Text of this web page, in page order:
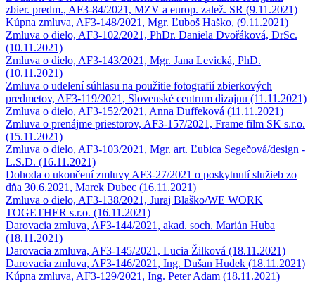
zbier. predm., AF3-84/2021, MZV a europ. zalež. SR (9.11.2021)
Kúpna zmluva, AF3-148/2021, Mgr. Ľuboš Haško, (9.11.2021)
Zmluva o dielo, AF3-102/2021, PhDr. Daniela Dvořáková, DrSc.
(10.11.2021)
Zmluva o dielo, AF3-143/2021, Mgr. Jana Levická, PhD.
(10.11.2021)
Zmluva o udelení súhlasu na použitie fotografií zbierkových
predmetov, AF3-119/2021, Slovenské centrum dizajnu (11.11.2021)
Zmluva o dielo, AF3-152/2021, Anna Duffeková (11.11.2021)
Zmluva o prenájme priestorov, AF3-157/2021, Frame film SK s.r.o.
(15.11.2021)
Zmluva o dielo, AF3-103/2021, Mgr. art. Ľubica Segečová/design -
L.S.D. (16.11.2021)
Dohoda o ukončení zmluvy AF3-27/2021 o poskytnutí služieb zo
dňa 30.6.2021, Marek Dubec (16.11.2021)
Zmluva o dielo, AF3-138/2021, Juraj Blaško/WE WORK
TOGETHER s.r.o. (16.11.2021)
Darovacia zmluva, AF3-144/2021, akad. soch. Marián Huba
(18.11.2021)
Darovacia zmluva, AF3-145/2021, Lucia Žilková (18.11.2021)
Darovacia zmluva, AF3-146/2021, Ing. Dušan Hudek (18.11.2021)
Kúpna zmluva, AF3-129/2021, Ing. Peter Adam (18.11.2021)